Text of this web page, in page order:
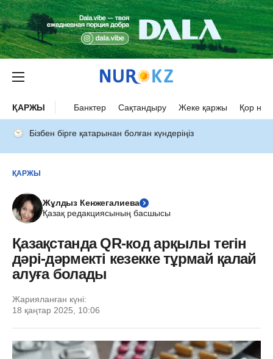
ҚАРЖЫ Банктер Сақтандыру Жеке қаржы Қор
Бізбен бірге қатарынан болған күндеріңіз
ҚАРЖЫ
Жұлдыз Кенжегалиева
Қазақ редакциясының басшысы
Қазақстанда QR-код арқылы тегін
дәрі-дәрмекті кезекке тұрмай қалай
алуға болады
Жарияланған күні:
18 қаңтар 2025, 10:06